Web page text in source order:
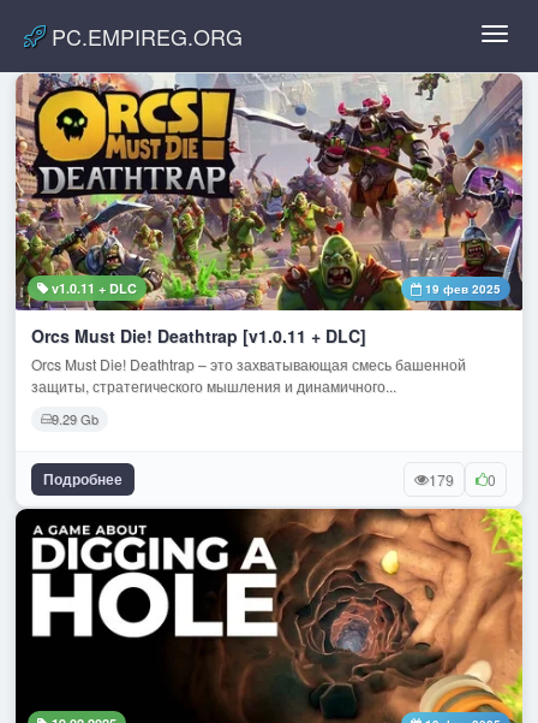
PC.EMPIREG.ORG
v1.0.11 + DLC 19 фев 2025
Orcs Must Die! Deathtrap [v1.0.11 + DLC]
Orcs Must Die! Deathtrap – это захватывающая смесь башенной
защиты, стратегического мышления и динамичного...
9.29 Gb
Подробнее 179 0